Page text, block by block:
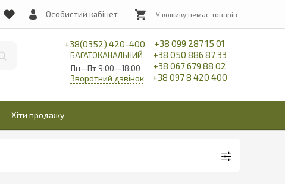
Особистий кабінет
+38(0352) 420-400
БАГАТОКАНАЛЬНИЙ
Пн—Пт 9:00—18:00
+38 099 287 15 01
+38 050 886 87 33
+38 067 679 88 02
+38 097 8 420 400
Зворотний дзвінок
Хіти продажу